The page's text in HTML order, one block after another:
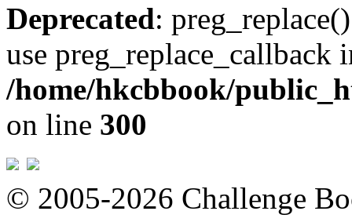
Deprecated:
use preg_replace_callback
/home/hkcbbook/
on line 300
© 2005-2026 Challenge